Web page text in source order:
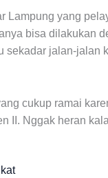
Lampung yang
bisa dilakukan
sekadar jalan-
cukup ramai
II. Nggak heran